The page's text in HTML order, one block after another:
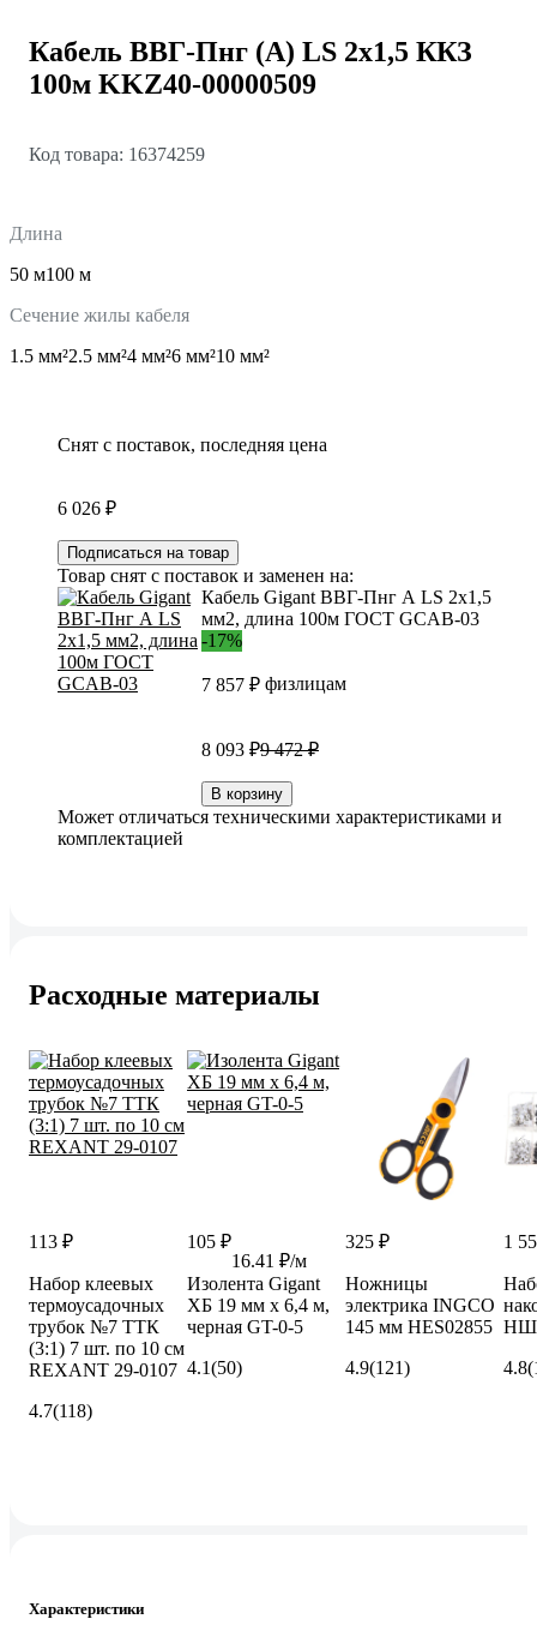
Кабель ВВГ-Пнг (А) LS 2x1,5 ККЗ
100м KKZ40-00000509
Код товара: 16374259
Длина
50 м100 м
Сечение жилы кабеля
1.5 мм²2.5 мм²4 мм²6 мм²10 мм²
Снят с поставок, последняя цена
6 026 ₽
Подписаться на товар
Товар снят с поставок и заменен на:
Кабель Gigant ВВГ-Пнг А LS 2x1,5
мм2, длина 100м ГОСТ GCAB-03
-17%
7 857 ₽ физлицам
8 093 ₽9 472 ₽
В корзину
Может отличаться техническими характеристиками и
комплектацией
Расходные материалы
113 ₽
Набор клеевых
термоусадочных
трубок №7 ТТК
(3:1) 7 шт. по 10 см
REXANT 29-0107
4.7(118)
105 ₽
16.41 ₽/м
Изолента Gigant
ХБ 19 мм х 6,4 м,
черная GT-0-5
4.1(50)
325 ₽
Ножницы
электрика INGCO
145 мм HES02855
4.9(121)
1
4.8
Характеристики